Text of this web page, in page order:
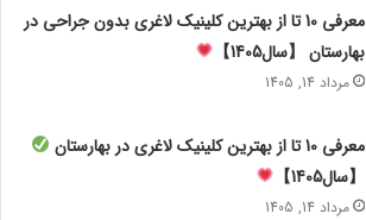
معرفی 10 تا از بهترین کلینیک لاغری بدون جراحی در
بهارستان 【سال1405】
مرداد 14, 1405
معرفی 10 تا از بهترین کلینیک لاغری در بهارستان
【سال1405】
مرداد 14, 1405